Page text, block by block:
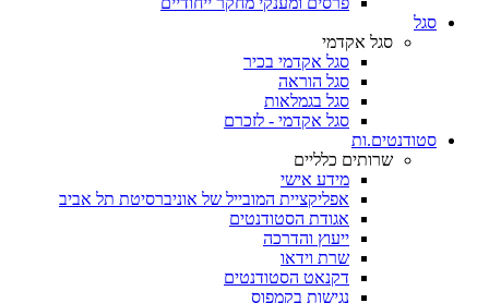
סגל
סגל אקדמי
סגל אקדמי בכיר
סגל הוראה
סגל בגמלאות
סגל אקדמי - לזכרם
סטודנטים.ות
שרותים כלליים
מידע אישי
אפליקציית המובייל של אוניברסיטת תל אביב
אגודת הסטודנטים
ייעוץ והדרכה
שרת וידאו
דקנאט הסטודנטים
נגישות בקמפוס